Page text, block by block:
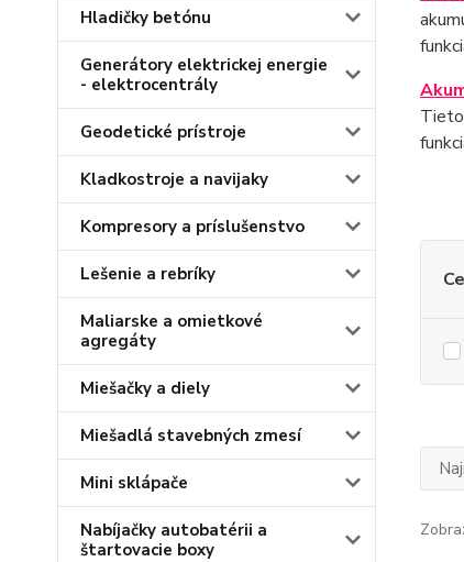
Hladičky betónu
Generátory elektrickej energie
- elektrocentrály
Geodetické prístroje
Kladkostroje a navijaky
Kompresory a príslušenstvo
Lešenie a rebríky
Maliarske a omietkové
agregáty
Miešačky a diely
Miešadlá stavebných zmesí
Mini sklápače
Nabíjačky autobatérii a
štartovacie boxy
Tieto